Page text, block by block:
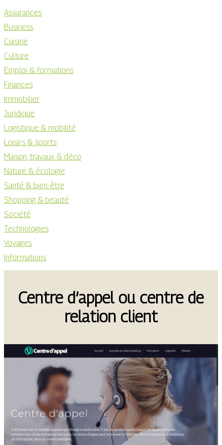
Assurances
Business
Cuisine
Culture
Emploi & formations
Finances
Immobilier
Juridique
Logistique & mobilité
Loisirs & sports
Maison, travaux & déco
Nature & écologie
Santé & bien-être
Shopping & beauté
Société
Technologies
Voyages
Informations
Centre d’appel ou centre de
relation client